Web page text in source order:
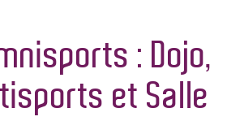
: Dojo,
et Salle